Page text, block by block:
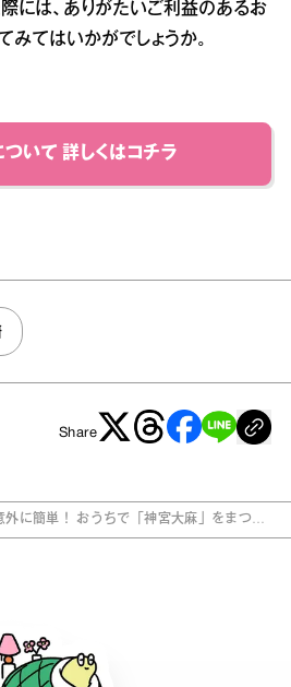
には、ありがたいご利益のあるお
みてはいかがでしょうか。
いて 詳しくはコチラ
Share
外に簡単！ おうちで「神宮大麻」をまつる